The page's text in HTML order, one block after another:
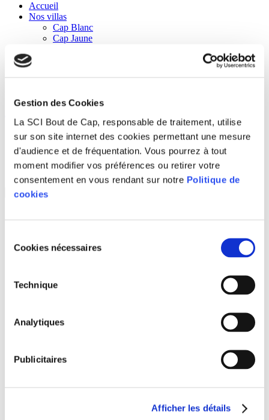
Gestion des Cookies
La SCI Bout de Cap, responsable de traitement, utilise
sur son site internet des cookies permettant une mesure
d'audience et de fréquentation. Vous pourrez à tout
moment modifier vos préférences ou retirer votre
consentement en vous rendant sur notre Politique de
cookies
duCookies nécessaires
Technique
Analytiques
Publicitaires
Afficher les détails
Accueil
Nos villas
Cap Blanc
Cap Jaune
Shop
5 résultats affichés
140.00€ Considérez la disponibilité
Cap Marine